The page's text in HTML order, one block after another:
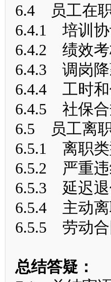
6.4 员工在
6.4.1 培训协
6.4.2 绩效考
6.4.3 调岗降
6.4.4 工时和
6.4.5 社保合
6.5 员工离
6.5.1 离职类
6.5.2 严重违
6.5.3 延迟退
6.5.4 主动离
6.5.5 劳动合
总结答疑：